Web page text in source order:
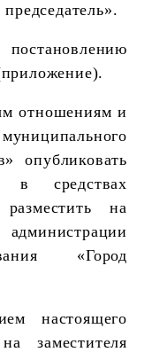
.
отношениям и
опубликовать
в средствах
на
«Город
настоящего
заместителя